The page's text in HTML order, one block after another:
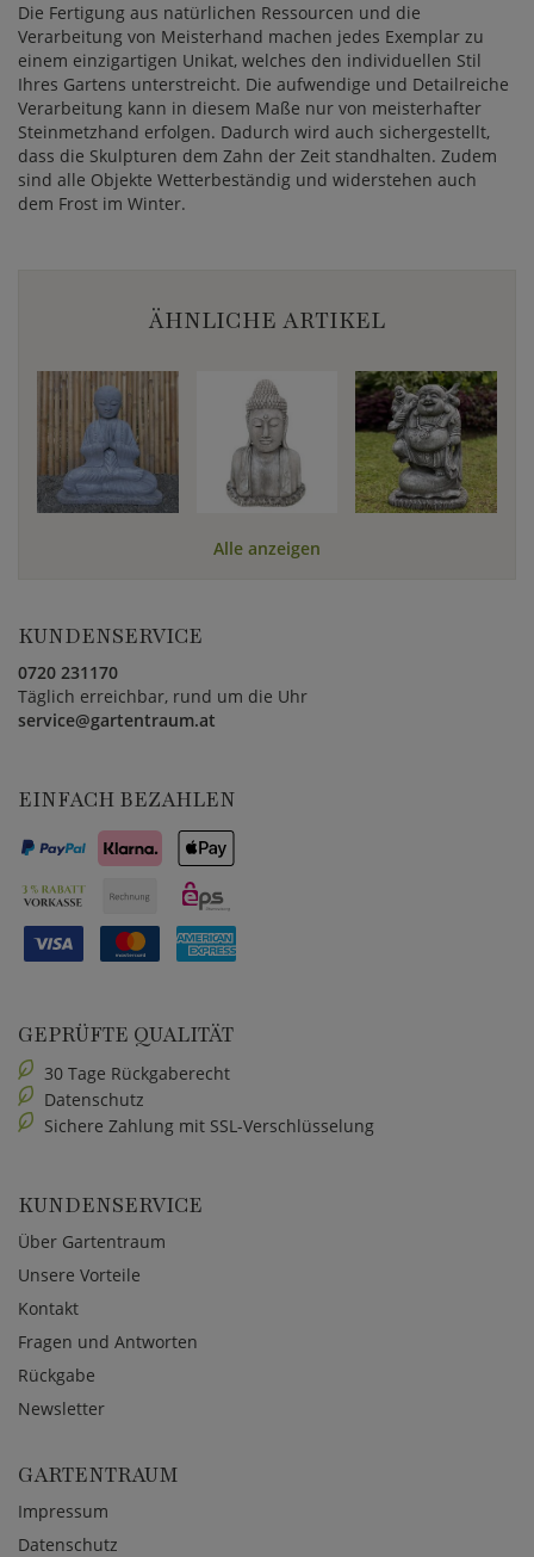
Die Fertigung aus natürlichen Ressourcen und die
Verarbeitung von Meisterhand machen jedes Exemplar zu
einem einzigartigen Unikat, welches den individuellen Stil
Ihres Gartens unterstreicht. Die aufwendige und Detailreiche
Verarbeitung kann in diesem Maße nur von meisterhafter
Steinmetzhand erfolgen. Dadurch wird auch sichergestellt,
dass die Skulpturen dem Zahn der Zeit standhalten. Zudem
sind alle Objekte Wetterbeständig und widerstehen auch
dem Frost im Winter.
ÄHNLICHE ARTIKEL
Alle anzeigen
KUNDENSERVICE
0720 231170
Täglich erreichbar, rund um die Uhr
service@gartentraum.at
EINFACH BEZAHLEN
GEPRÜFTE QUALITÄT
30 Tage Rückgaberecht
Datenschutz
Sichere Zahlung mit SSL-Verschlüsselung
KUNDENSERVICE
Über Gartentraum
Unsere Vorteile
Kontakt
Fragen und Antworten
Rückgabe
Newsletter
GARTENTRAUM
Impressum
Datenschutz